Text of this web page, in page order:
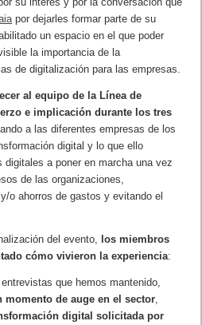
por dejarles formar parte de su
un espacio en el que poder
la importancia de la
de digitalización para las empresas.
al equipo de la Línea de
e implicación durante los tres
a las diferentes empresas de los
digital y lo que ello
a poner en marcha una vez
de las organizaciones,
o ahorros de gastos y evitando el
del evento, los miembros
cómo vivieron la experiencia:
que hemos mantenido,
momento de auge en el sector
digital solicitada por